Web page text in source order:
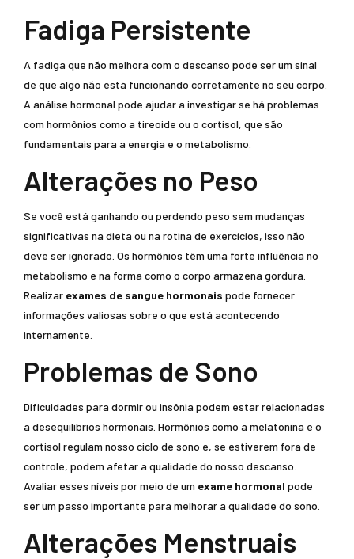
Fadiga Persistente
A fadiga que não melhora com o descanso pode ser um sinal
de que algo não está funcionando corretamente no seu corpo.
A análise hormonal pode ajudar a investigar se há problemas
com hormônios como a tireoide ou o cortisol, que são
fundamentais para a energia e o metabolismo.
Alterações no Peso
Se você está ganhando ou perdendo peso sem mudanças
significativas na dieta ou na rotina de exercícios, isso não
deve ser ignorado. Os hormônios têm uma forte influência no
metabolismo e na forma como o corpo armazena gordura.
Realizar exames de sangue hormonais pode fornecer
informações valiosas sobre o que está acontecendo
internamente.
Problemas de Sono
Dificuldades para dormir ou insônia podem estar relacionadas
a desequilíbrios hormonais. Hormônios como a melatonina e o
cortisol regulam nosso ciclo de sono e, se estiverem fora de
controle, podem afetar a qualidade do nosso descanso.
Avaliar esses níveis por meio de um exame hormonal pode
ser um passo importante para melhorar a qualidade do sono.
Alterações Menstruais